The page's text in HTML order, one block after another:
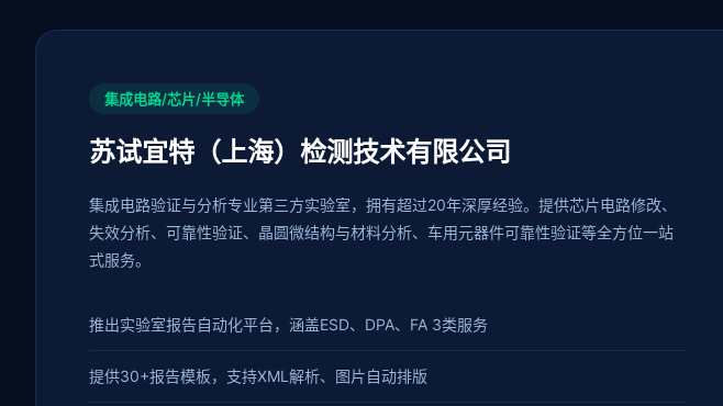
集成电路/芯片/半导体
苏试宜特（上海）检测技术有限公司
集成电路验证与分析专业第三方实验室，拥有超过20年深厚经验。提供芯片电路修改、
失效分析、可靠性验证、晶圆微结构与材料分析、车用元器件可靠性验证等全方位一站
式服务。
推出实验室报告自动化平台，涵盖ESD、DPA、FA 3类服务
提供30+报告模板，支持XML解析、图片自动排版